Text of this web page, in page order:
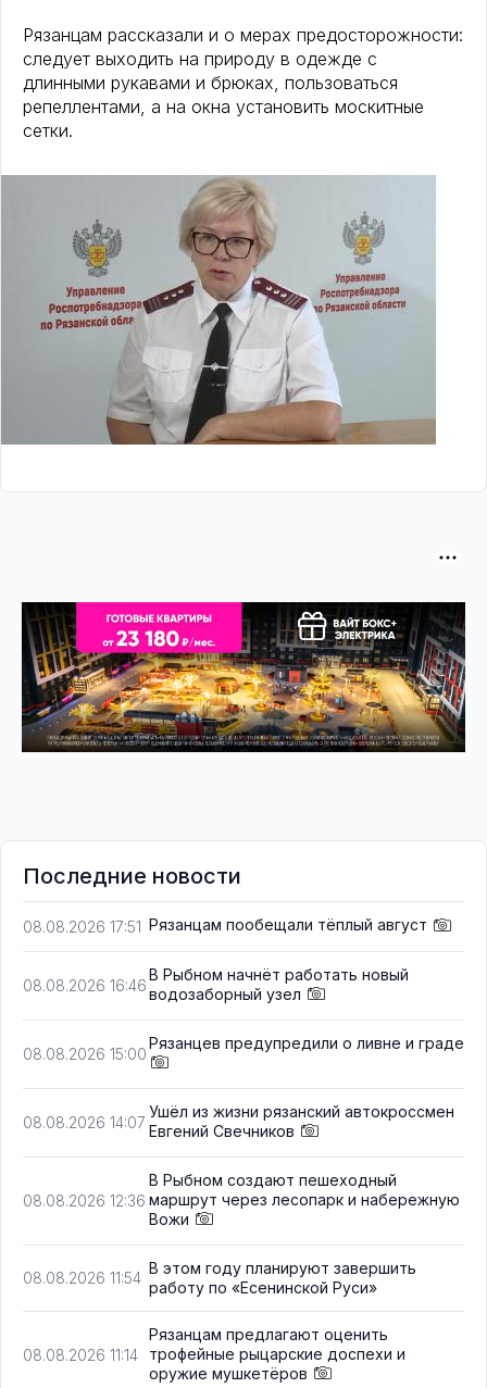
Рязанцам рассказали и о мерах предосторожности:
следует выходить на природу в одежде с
длинными рукавами и брюках, пользоваться
репеллентами, а на окна установить москитные
сетки.
Последние новости
08.08.2026 17:51 Рязанцам пообещали тёплый август
08.08.2026 16:46
В Рыбном начнёт работать новый
водозаборный узел
08.08.2026 15:00
Рязанцев предупредили о ливне и граде
08.08.2026 14:07
Ушёл из жизни рязанский автокроссмен
Евгений Свечников
08.08.2026 12:36
В Рыбном создают пешеходный
маршрут через лесопарк и набережную
Вожи
08.08.2026 11:54
В этом году планируют завершить
работу по «Есенинской Руси»
08.08.2026 11:14
Рязанцам предлагают оценить
трофейные рыцарские доспехи и
оружие мушкетёров